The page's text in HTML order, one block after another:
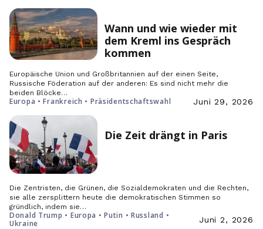
Wann und wie wieder mit
dem Kreml ins Gespräch
kommen
Europäische Union und Großbritannien auf der einen Seite,
Russische Föderation auf der anderen: Es sind nicht mehr die
beiden Blöcke…
Europa • Frankreich • Präsidentschaftswahl Juni 29, 2026
Die Zeit drängt in Paris
Die Zentristen, die Grünen, die Sozialdemokraten und die Rechten,
sie alle zersplittern heute die demokratischen Stimmen so
gründlich, indem sie…
Donald Trump • Europa • Putin • Russland •
Ukraine
Juni 2, 2026